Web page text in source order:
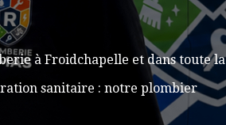
à Froidchapelle et dans toute la
sanitaire : notre plombier